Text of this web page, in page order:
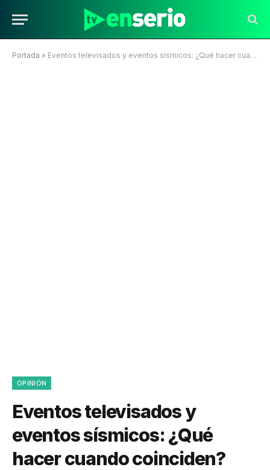
Portada » Eventos televisados y eventos sísmicos: ¿Qué hacer cuando coinciden?
OPINIÓN
Eventos televisados y
eventos sísmicos: ¿Qué
hacer cuando coinciden?